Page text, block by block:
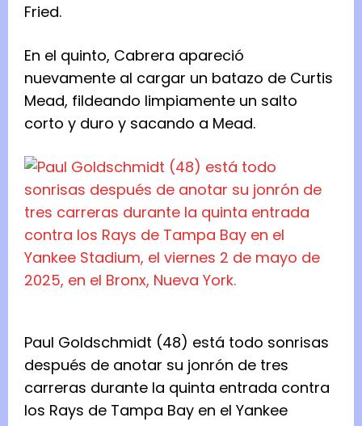
Fried.
En el quinto, Cabrera apareció
nuevamente al cargar un batazo de Curtis
Mead, fildeando limpiamente un salto
corto y duro y sacando a Mead.
Paul Goldschmidt (48) está todo sonrisas
después de anotar su jonrón de tres
carreras durante la quinta entrada contra
los Rays de Tampa Bay en el Yankee